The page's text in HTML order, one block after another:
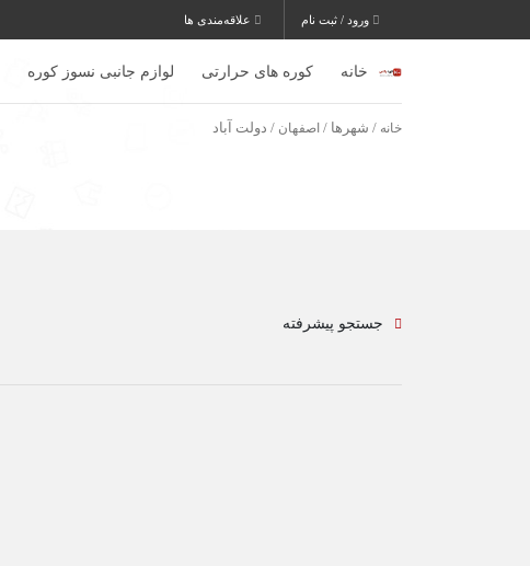
ورود / ثبت نام علاقه‌مندی ها
خانه کوره های حرارتی لوازم جانبی نسوز کوره
خانه / شهرها / اصفهان / دولت آباد
جستجو پیشرفته